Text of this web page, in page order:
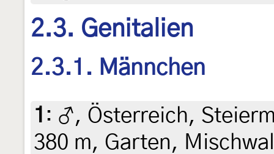
2.3. Genitalien
2.3.1. Männchen
1 : ♂, Österreich,
380 m, Garten,